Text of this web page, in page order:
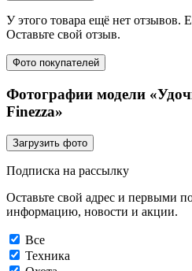
У этого товара ещё нет отзывов.
Оставьте свой отзыв.
Фото покупателей
Фотографии модели
Finezza»
Загрузить фото
Подписка на рассылку
Оставьте свой адрес и первыми
информацию, новости и акции.
Все
Техника